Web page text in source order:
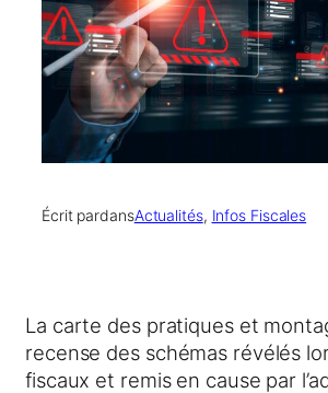
Écrit pardansActualités, Infos Fiscales
La carte des pratiques et
recense des schémas révélés
fiscaux et remis en cause par